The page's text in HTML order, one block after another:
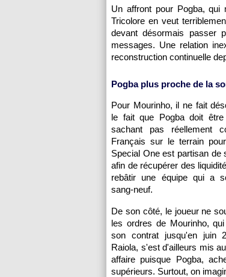
Un affront pour Pogba, qui
Tricolore en veut
devant désormais passer
messages. Une relation
reconstruction continuelle
Pogba plus proche de la
Pour Mourinho, il ne fait
le fait que Pogba doit
sachant pas réellement
Français sur le terrain
Special One est partisan de
afin de récupérer des
rebâtir une équipe qui a
sang-neuf.
De son côté, le joueur ne
les ordres de Mourinho,
son contrat jusqu'en juin
Raiola, s'est d'ailleurs mis
affaire puisque Pogba,
supérieurs. Surtout, on